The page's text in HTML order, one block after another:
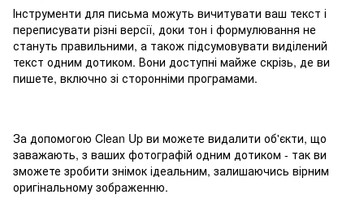
Інструменти для письма можуть вичитувати ваш текст і
переписувати різні версії, доки тон і формулювання не
стануть правильними, а також підсумовувати виділений
текст одним дотиком. Вони доступні майже скрізь, де ви
пишете, включно зі сторонніми програмами.
За допомогою Clean Up ви можете видалити об'єкти, що
заважають, з ваших фотографій одним дотиком - так ви
зможете зробити знімок ідеальним, залишаючись вірним
оригінальному зображенню.